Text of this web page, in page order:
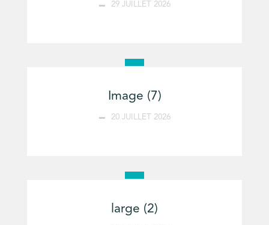
29 JUILLET 2026
Image (7)
20 JUILLET 2026
large (2)